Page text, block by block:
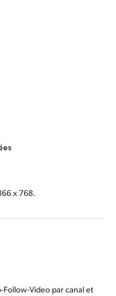
x 768.
Video par canal et